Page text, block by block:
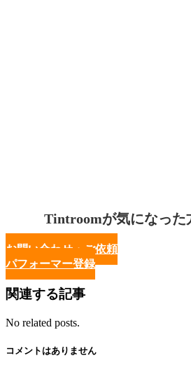
Tintroomが気になった
お問い合わせ・ご依頼
パフォーマー登録
関連する記事
No related posts.
コメントはありません